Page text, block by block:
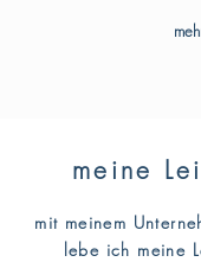
meine
mit meinem
lebe ich meine